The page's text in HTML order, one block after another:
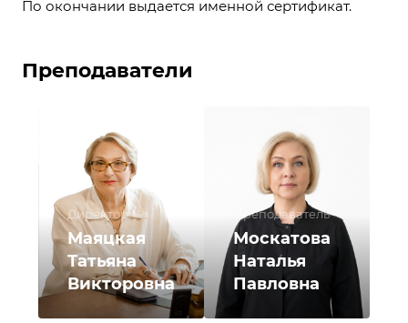
По окончании выдается именной сертификат.
Преподаватели
Директор
Маяцкая
Татьяна
Викторовна
Преподаватель
Москатова
Наталья
Павловна